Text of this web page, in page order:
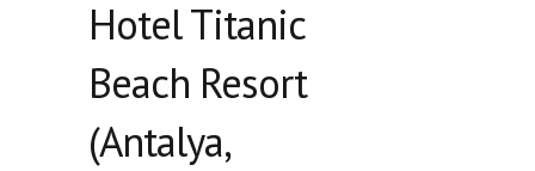
Hotel Titanic
Beach Resort
(Antalya,